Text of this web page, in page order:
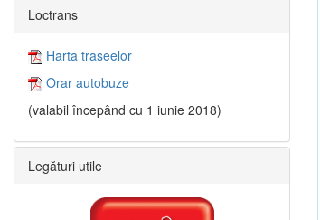
Loctrans
Harta traseelor
Orar autobuze
(valabil începând cu 1 iunie 2018)
Legături utile